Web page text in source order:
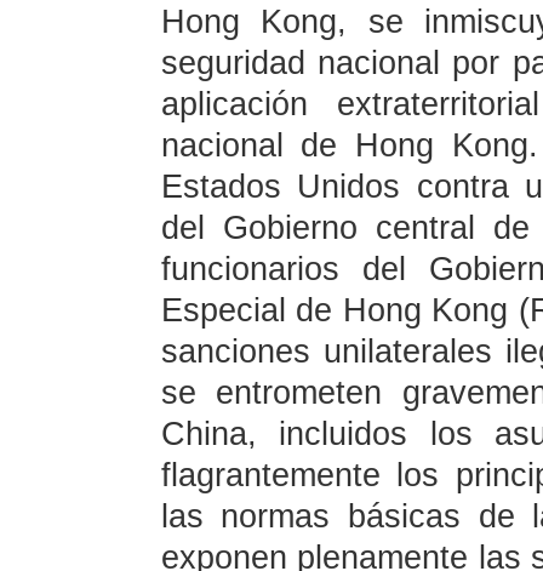
Hong Kong, se
seguridad nacional por
aplicación
nacional de Hong
Estados Unidos contra
del Gobierno central
funcionarios del
Especial de Hong Kong
sanciones unilaterales
se entrometen
China, incluidos los
flagrantemente los
las normas básicas de
exponen plenamente las